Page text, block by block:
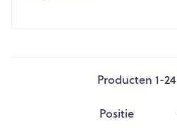
Producten 1-24
Sorteer op: